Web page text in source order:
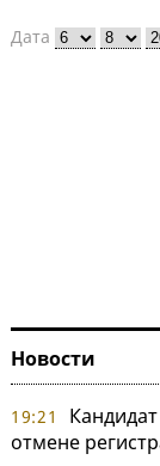
Дата
Новости
19:21
отмене